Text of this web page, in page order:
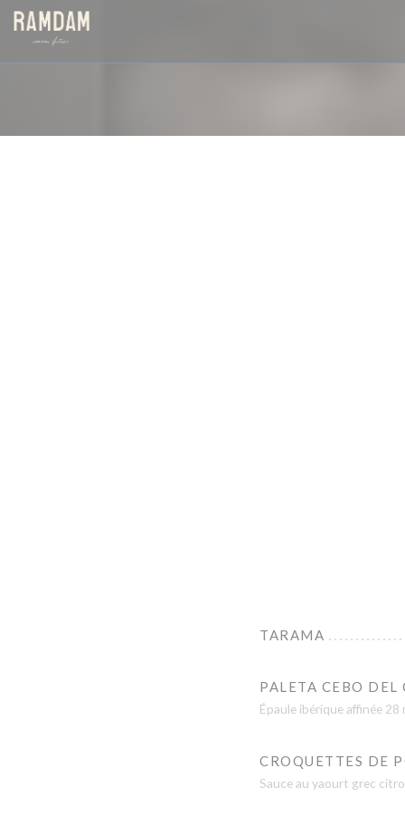
Personalizzazione delle tue scelte sui cookie
TARAMA
PALETA CEBO DEL
Épaule ibérique affinée 28
CROQUETTES DE
Sauce au yaourt grec